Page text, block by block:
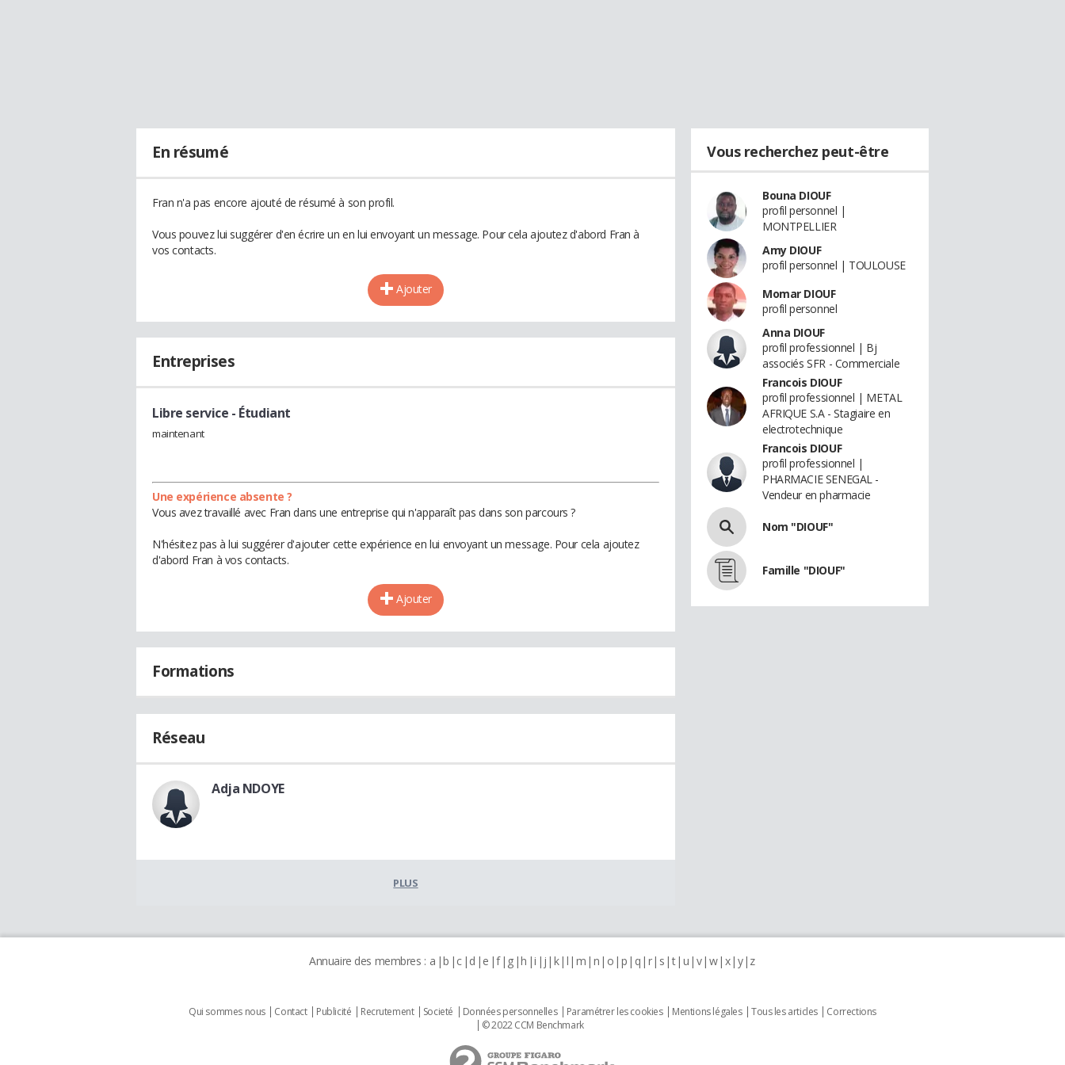
En résumé
Fran n'a pas encore ajouté de résumé à son profil.
Vous pouvez lui suggérer d'en écrire un en lui envoyant un message. Pour cela ajoutez d'abord Fran à
vos contacts.
Ajouter
Entreprises
Libre service - Étudiant
maintenant
Une expérience absente ?
Vous avez travaillé avec Fran dans une entreprise qui n'apparaît pas dans son parcours ?
N'hésitez pas à lui suggérer d'ajouter cette expérience en lui envoyant un message. Pour cela ajoutez
d'abord Fran à vos contacts.
Ajouter
Formations
Réseau
Adja NDOYE
PLUS
Vous recherchez peut-être
Bouna DIOUF
profil personnel |
MONTPELLIER
Amy DIOUF
profil personnel | TOULOUSE
Momar DIOUF
profil personnel
Anna DIOUF
profil professionnel | Bj
associés SFR - Commerciale
Francois DIOUF
profil professionnel | METAL
AFRIQUE S.A - Stagiaire en
electrotechnique
Francois DIOUF
profil professionnel |
PHARMACIE SENEGAL -
Vendeur en pharmacie
Nom "DIOUF"
Famille "DIOUF"
Annuaire des membres : a b c d e f g h i j k l m n o p q r s t u v w x y z
Qui sommes nous Contact Publicité Recrutement Societé Données personnelles Paramétrer les cookies Mentions légales Tous les articles
Corrections
© 2022 CCM Benchmark